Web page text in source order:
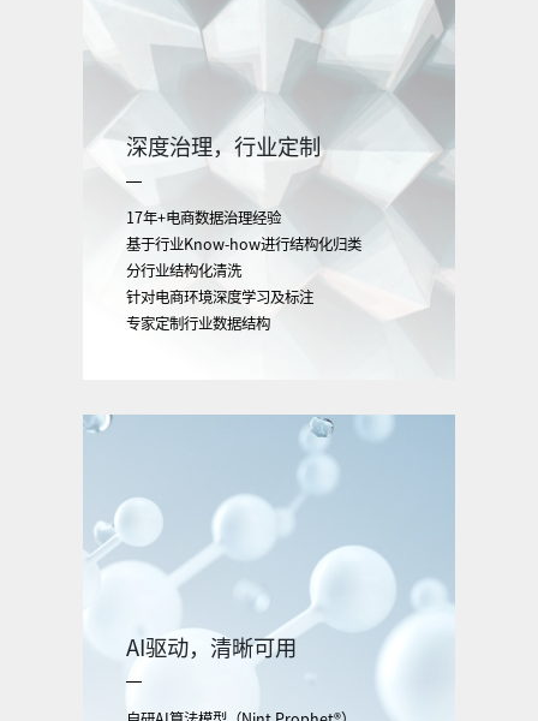
深度治理，行业定制
17年+电商数据治理经验
基于行业Know-how进行结构化归类
分行业结构化清洗
针对电商环境深度学习及标注
专家定制行业数据结构
AI驱动，清晰可用